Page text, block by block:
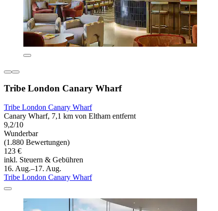
Tribe London Canary Wharf
Tribe London Canary Wharf
Canary Wharf, 7,1 km von Eltham entfernt
9,2/10
Wunderbar
(1.880 Bewertungen)
123 €
inkl. Steuern & Gebühren
16. Aug.–17. Aug.
Tribe London Canary Wharf